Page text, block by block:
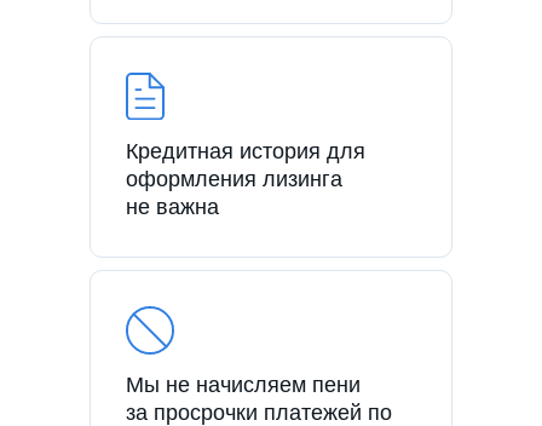
Кредитная история для
оформления лизинга
не важна
Мы не начисляем пени
за просрочки платежей по